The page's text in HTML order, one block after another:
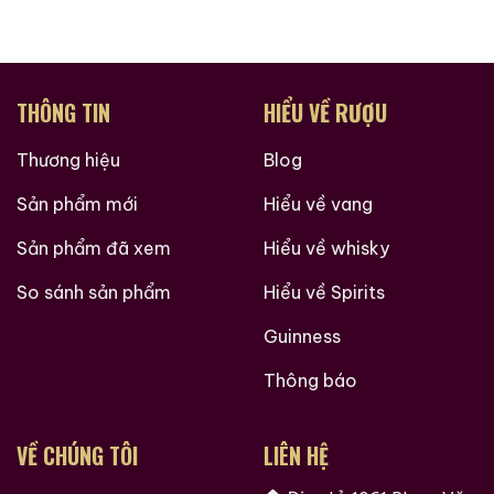
Brandy Changyu Gold
Zalo
Roi Des Rois Cognac
Monalisa
0,0 (0 đánh giá)
Zalo
THÔNG TIN
Thương hiệu
Sản phẩm mới
Sản phẩm đã xem
So sánh sản phẩm
HIỂU VỀ RƯỢU
Blog
Hiểu về vang
Hiểu về whisky
Hiểu về Spirits
Guinness
Thông báo
VỀ CHÚNG TÔI LIÊN HỆ